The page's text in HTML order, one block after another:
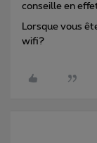
conseille en
Lorsque vous
wifi?